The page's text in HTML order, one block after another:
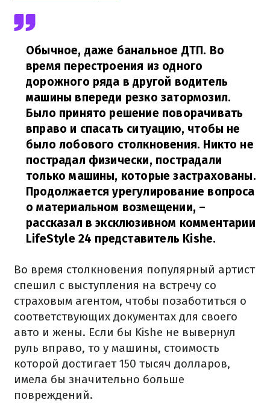
Обычное, даже банальное ДТП. Во
время перестроения из одного
дорожного ряда в другой водитель
машины впереди резко затормозил.
Было принято решение поворачивать
вправо и спасать ситуацию, чтобы не
было лобового столкновения. Никто не
пострадал физически, пострадали
только машины, которые застрахованы.
Продолжается урегулирование вопроса
о материальном возмещении, –
рассказал в эксклюзивном комментарии
LifeStyle 24 представитель Kishe.
Во время столкновения популярный артист
спешил с выступления на встречу со
страховым агентом, чтобы позаботиться о
соответствующих документах для своего
авто и жены. Если бы Kishe не вывернул
руль вправо, то у машины, стоимость
которой достигает 150 тысяч долларов,
имела бы значительно больше
повреждений.